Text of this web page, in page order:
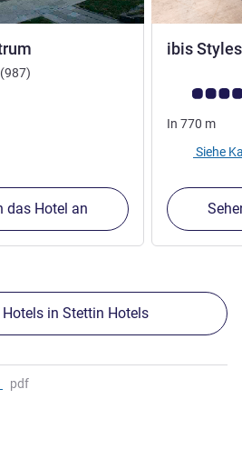
(Bewertung ALL)
(987Bewertungen
)
das Hotel an
ibis
Note
In 770 m
Siehe
Hotels in Stettin Hotels
pdf